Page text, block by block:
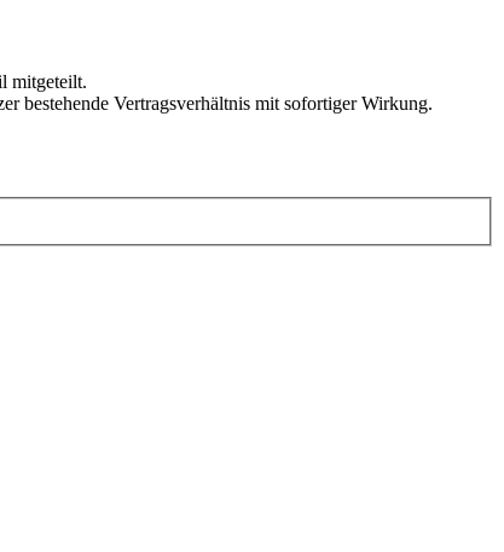
mitgeteilt.
bestehende Vertragsverhältnis mit sofortiger Wirkung.